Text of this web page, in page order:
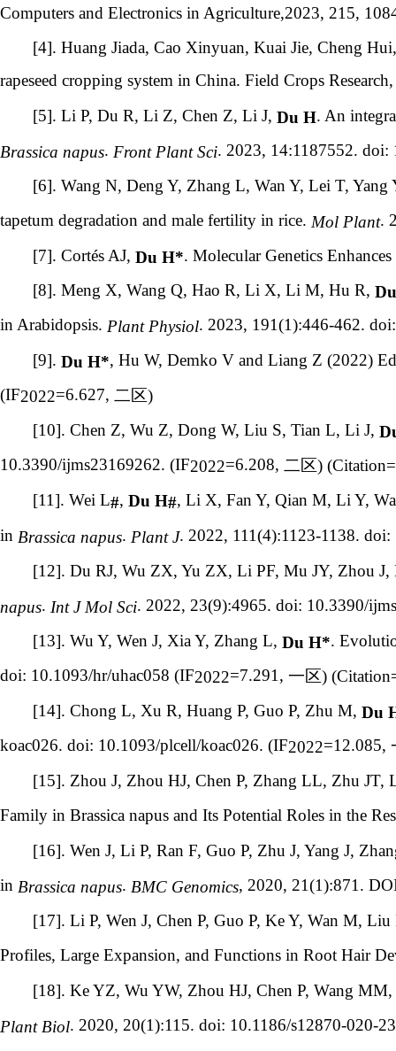
Computers and Electronics in Agriculture,2023, 215,
[4]. Huang Jiada, Cao Xinyuan, Kuai Jie, Cheng
rapeseed cropping system in China. Field Crops
[5]. Li P, Du R, Li Z, Chen Z, Li J,Du H. An
Brassica napus. Front Plant Sci. 2023, 14:1187552.
[6]. Wang N, Deng Y, Zhang L, Wan Y, Lei T,
tapetum degradation and male fertility in rice. Mol Plant.
[7]. Cortés AJ,Du H*. Molecular Genetics
[8]. Meng X, Wang Q, Hao R, Li X, Li M, Hu R,
in Arabidopsis. Plant Physiol. 2023, 191(1):446-462.
[9].Du H*, Hu W, Demko V and Liang Z (2022)
(IF2022=6.627, 二区)
[10]. Chen Z, Wu Z, Dong W, Liu S, Tian L, Li J,
10.3390/ijms23169262. (IF2022=6.208, 二区)
[11]. Wei L#,Du H#, Li X, Fan Y, Qian M, Li Y,
in Brassica napus. Plant J. 2022, 111(4):1123-1138.
[12]. Du RJ, Wu ZX, Yu ZX, Li PF, Mu JY, Zhou J,
napus. Int J Mol Sci. 2022, 23(9):4965. doi: 10.3390/
[13]. Wu Y, Wen J, Xia Y, Zhang L,Du H*.
doi: 10.1093/hr/uhac058 (IF2022=7.291, 一区)
[14]. Chong L, Xu R, Huang P, Guo P, Zhu M,Du
koac026. doi: 10.1093/plcell/koac026. (IF2022=12.085,
[15]. Zhou J, Zhou HJ, Chen P, Zhang LL, Zhu
Family in Brassica napus and Its Potential Roles in the
[16]. Wen J, Li P, Ran F, Guo P, Zhu J, Yang J,
in Brassica napus. BMC Genomics, 2020, 21(1):871.
[17]. Li P, Wen J, Chen P, Guo P, Ke Y, Wan M,
Profiles, Large Expansion, and Functions in Root Hair
[18]. Ke YZ, Wu YW, Zhou HJ, Chen P, Wang
Plant Biol. 2020, 20(1):115. doi: 10.1186/s12870-020-